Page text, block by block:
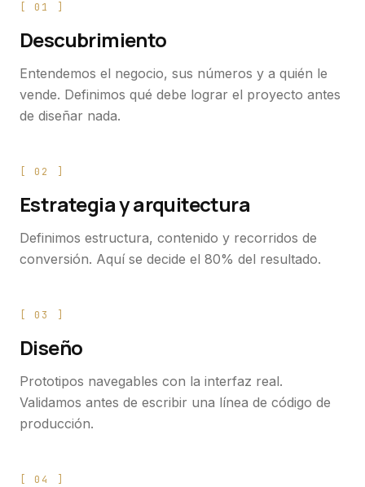
01
Descubrimiento
Entendemos el negocio, sus números y a quién le
vende. Definimos qué debe lograr el proyecto antes
de diseñar nada.
02
Estrategia y arquitectura
Definimos estructura, contenido y recorridos de
conversión. Aquí se decide el 80% del resultado.
03
Diseño
Prototipos navegables con la interfaz real.
Validamos antes de escribir una línea de código de
producción.
04